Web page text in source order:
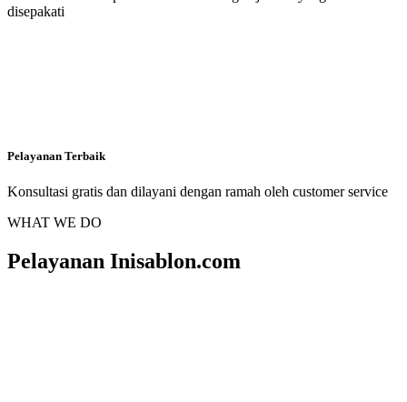
disepakati
Pelayanan Terbaik
Konsultasi gratis dan dilayani dengan ramah oleh customer service
WHAT WE DO
Pelayanan Inisablon.com